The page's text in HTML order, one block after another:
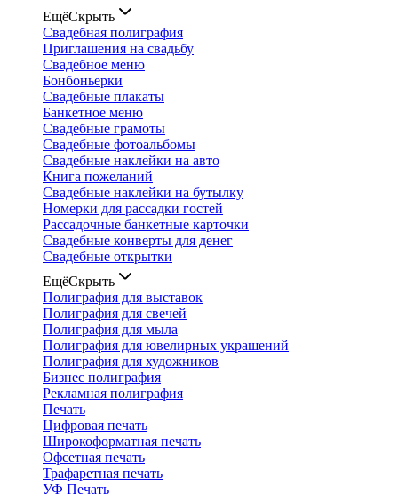
ЕщёСкрыть
Свадебная полиграфия
Приглашения на свадьбу
Свадебное меню
Бонбоньерки
Свадебные плакаты
Банкетное меню
Свадебные грамоты
Свадебные фотоальбомы
Свадебные наклейки на авто
Книга пожеланий
Свадебные наклейки на бутылку
Номерки для рассадки гостей
Рассадочные банкетные карточки
Свадебные конверты для денег
Свадебные открытки
ЕщёСкрыть
Полиграфия для выставок
Полиграфия для свечей
Полиграфия для мыла
Полиграфия для ювелирных украшений
Полиграфия для художников
Бизнес полиграфия
Рекламная полиграфия
Печать
Цифровая печать
Широкоформатная печать
Офсетная печать
Трафаретная печать
УФ Печать